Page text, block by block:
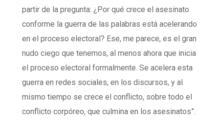
partir de la pregunta: ¿Por qué crece el asesinato
conforme la guerra de las palabras está acelerando
en el proceso electoral? Ese, me parece, es el gran
nudo ciego que tenemos, al menos ahora que inicia
el proceso electoral formalmente. Se acelera esta
guerra en redes sociales, en los discursos, y al
mismo tiempo se crece el conflicto, sobre todo el
conflicto corpóreo, que culmina en los asesinatos”.